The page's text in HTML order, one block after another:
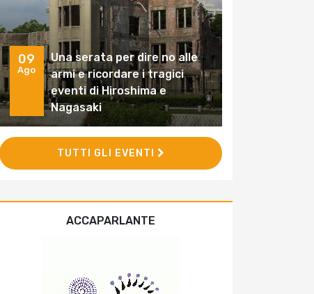
09
Ago
Una serata per dire no alle
armi e ricordare i tragici
eventi di Hiroshima e
Nagasaki
TUTTI GLI EVENTI
ACCAPARLANTE